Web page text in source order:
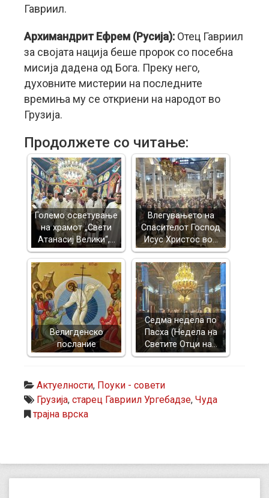
Гавриил.
Архимандрит Ефрем (Русија): Отец Гавриил
за својата нација беше пророк со посебна
мисија дадена од Бога. Преку него,
духовните мистерии на последните
времиња му се откриени на народот во
Грузија.
Продолжете со читање:
Големо осветување
на храмот „Свети
Атанасиј Велики“,…
Влегувањето на
Спасителот Господ
Исус Христос во…
Велигденско
послание
Седма недела по
Пасха (Недела на
Светите Отци на…
Актуелности, Поуки - совети
Грузија, старец Гавриил Ургебадзе, Чуда
трајна врска